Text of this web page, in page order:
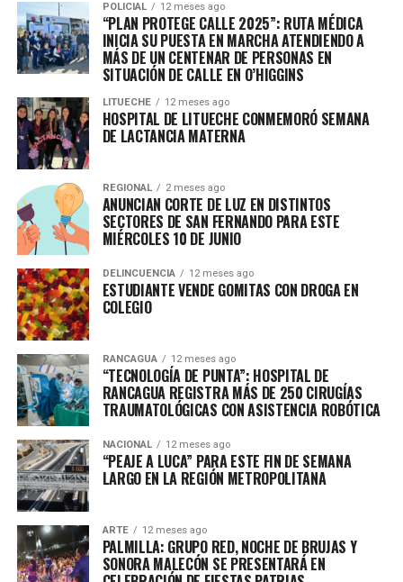
POLICIAL 12 meses ago
“PLAN PROTEGE CALLE 2025”: RUTA MÉDICA
INICIA SU PUESTA EN MARCHA ATENDIENDO A
MÁS DE UN CENTENAR DE PERSONAS EN
SITUACIÓN DE CALLE EN O’HIGGINS
LITUECHE 12 meses ago
HOSPITAL DE LITUECHE CONMEMORÓ SEMANA
DE LACTANCIA MATERNA
REGIONAL 2 meses ago
ANUNCIAN CORTE DE LUZ EN DISTINTOS
SECTORES DE SAN FERNANDO PARA ESTE
MIÉRCOLES 10 DE JUNIO
DELINCUENCIA 12 meses ago
ESTUDIANTE VENDE GOMITAS CON DROGA EN
COLEGIO
RANCAGUA 12 meses ago
“TECNOLOGÍA DE PUNTA”: HOSPITAL DE
RANCAGUA REGISTRA MÁS DE 250 CIRUGÍAS
TRAUMATOLÓGICAS CON ASISTENCIA ROBÓTICA
NACIONAL 12 meses ago
“PEAJE A LUCA” PARA ESTE FIN DE SEMANA
LARGO EN LA REGIÓN METROPOLITANA
ARTE 12 meses ago
PALMILLA: GRUPO RED, NOCHE DE BRUJAS Y
SONORA MALECÓN SE PRESENTARÁ EN